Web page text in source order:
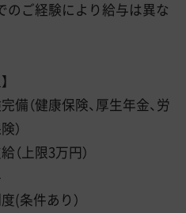
ご経験により給与は異な
備（健康保険、厚生年金、労
）
（上限3万円）
(条件あり）